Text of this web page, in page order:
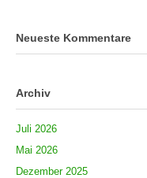
Neueste Kommentare
Archiv
Juli 2026
Mai 2026
Dezember 2025